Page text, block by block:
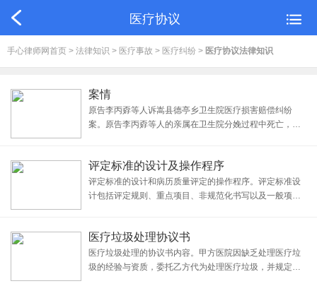
医疗协议
手心律师网首页 > 法律知识 > 医疗事故 > 医疗纠纷 > 医疗协议法律知识
案情
原告李丙孬等人诉嵩县德亭乡卫生院医疗损害赔偿纠纷
案。原告李丙孬等人的亲属在卫生院分娩过程中死亡，双
讨论了正确处理此类案件的关键是确定案由，不同案由决
定
评定标准的设计及操作程序
评定标准的设计和病历质量评定的操作程序。评定标准设
计包括评定规则、重点项目、非规范化书写以及一般项目
事故争议处理中的重要性，并给出相应的评分标准，旨在
医疗垃圾处理协议书
医疗垃圾处理的协议书内容。甲方医院因缺乏处理医疗垃
圾的经验与资质，委托乙方代为处理医疗垃圾，并规定了